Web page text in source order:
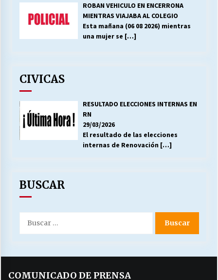
ROBAN VEHICULO EN ENCERRONA
MIENTRAS VIAJABA AL COLEGIO
Esta mañana (06 08 2026) mientras
una mujer se […]
CIVICAS
RESULTADO ELECCIONES INTERNAS EN
RN
29/03/2026
El resultado de las elecciones
internas de Renovación […]
BUSCAR
por:
COMUNICADO DE PRENSA